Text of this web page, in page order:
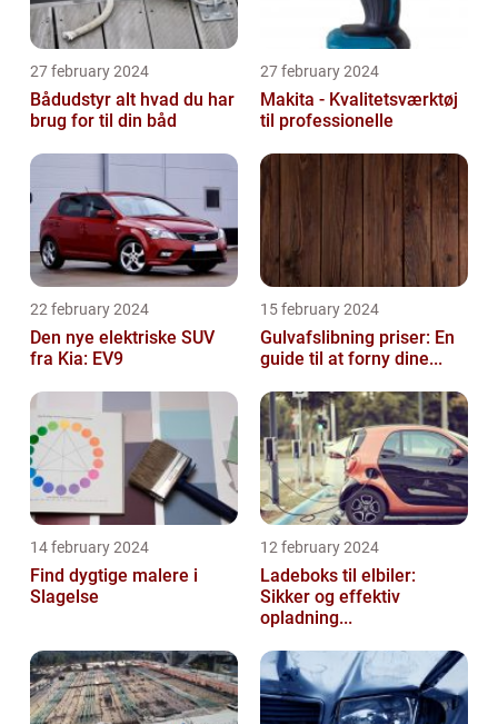
27 february 2024
Bådudstyr alt hvad du har
brug for til din båd
27 february 2024
Makita - Kvalitetsværktøj
til professionelle
22 february 2024
Den nye elektriske SUV
fra Kia: EV9
15 february 2024
Gulvafslibning priser: En
guide til at forny dine...
14 february 2024
Find dygtige malere i
Slagelse
12 february 2024
Ladeboks til elbiler:
Sikker og effektiv
opladning...